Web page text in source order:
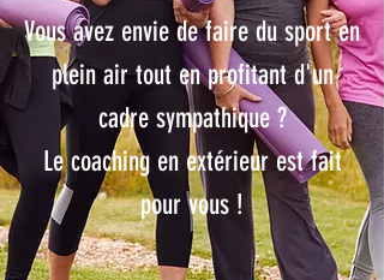
Vous avez envie de faire du sport en
plein air tout en profitant d'un
cadre sympathique ?
Le coaching en extérieur est fait
pour vous !